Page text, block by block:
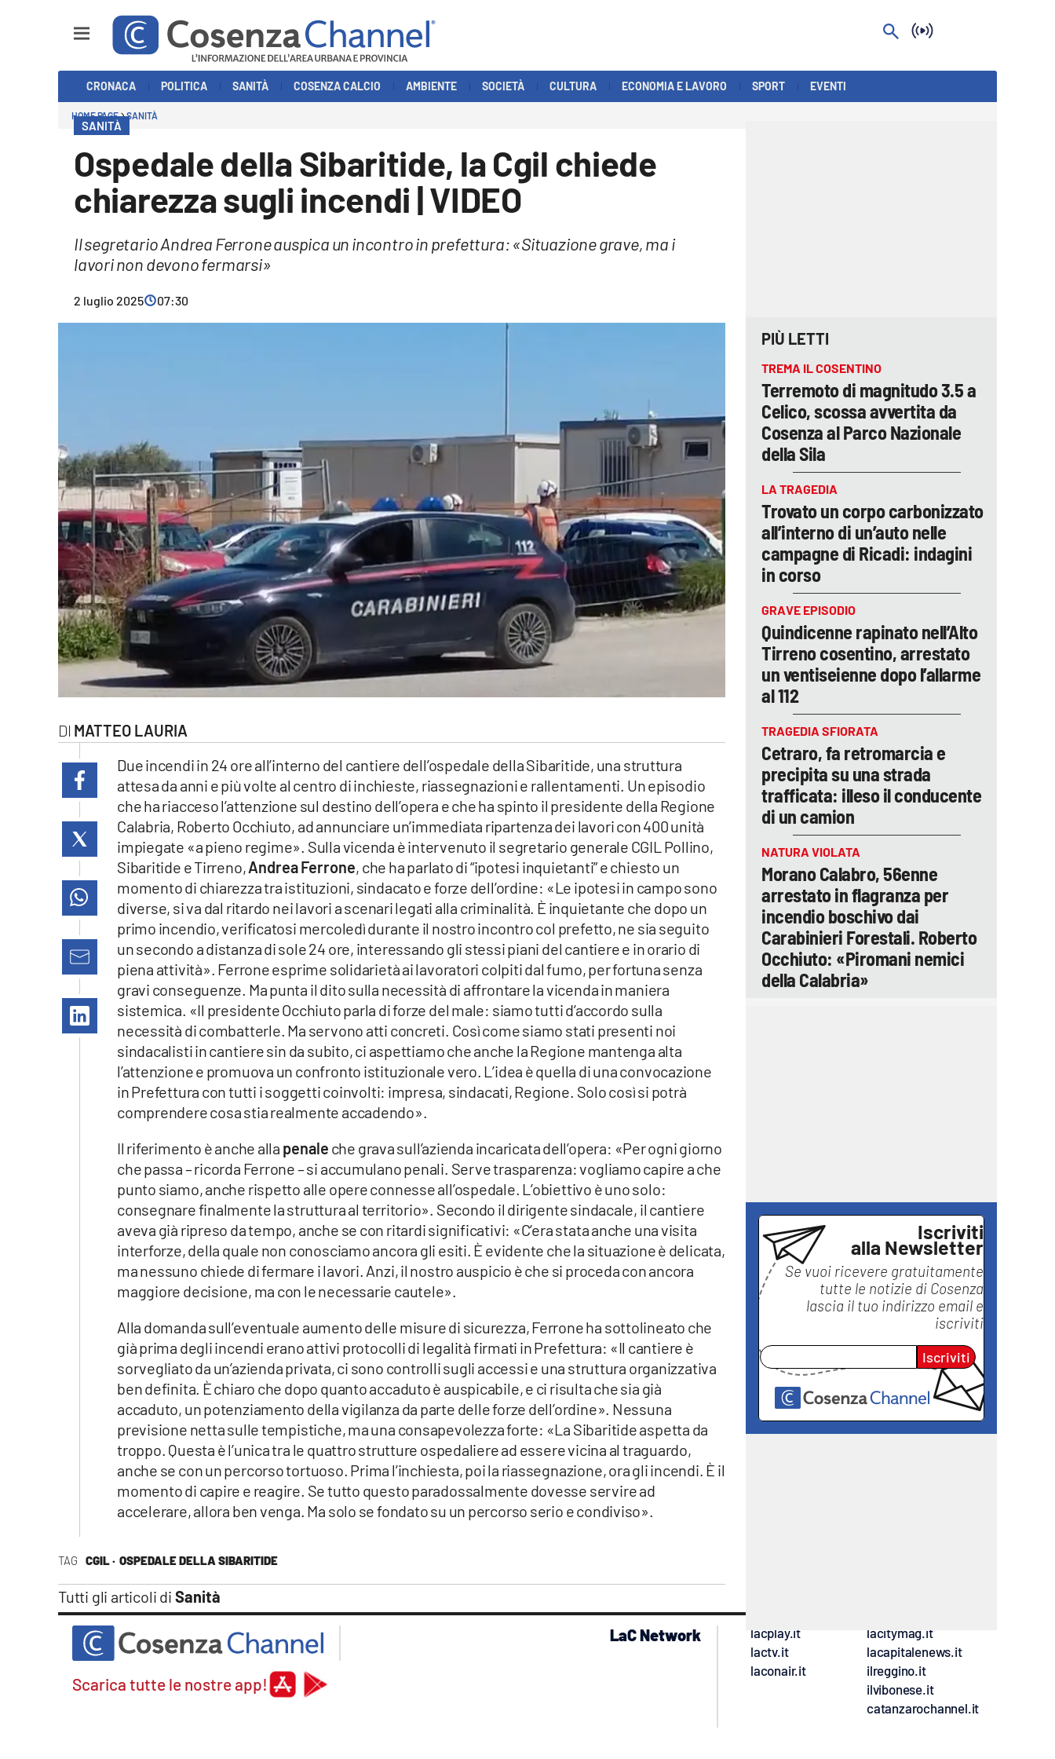
Economia e Lavoro
Streaming
Lac Network
cosenzachannel.it
lacapitalenews.it
Vai
CRONACA POLITICA SANITÀ COSENZA CALCIO AMBIENTE SOCIETÀ CULTURA ECONOMIA E LAVORO SPORT EVENTI
HOME PAGE SANITÀ
SANITÀ
Ospedale della Sibaritide, la Cgil chiede
chiarezza sugli incendi | VIDEO
Il segretario Andrea Ferrone auspica un incontro in prefettura: «Situazione grave, ma i
lavori non devono fermarsi»
2 luglio 2025 07:30
MATTEO LAURIA
TAG CGIL · OSPEDALE DELLA SIBARITIDE
Tutti gli articoli di Sanità
Due incendi in 24 ore all’interno del cantiere dell’ospedale della Sibaritide, una struttura
attesa da anni e più volte al centro di inchieste, riassegnazioni e rallentamenti. Un episodio
che ha riacceso l’attenzione sul destino dell’opera e che ha spinto il presidente della Regione
Calabria, Roberto Occhiuto, ad annunciare un’immediata ripartenza dei lavori con 400 unità
impiegate «a pieno regime». Sulla vicenda è intervenuto il segretario generale CGIL Pollino,
Sibaritide e Tirreno,Andrea Ferrone, che ha parlato di “ipotesi inquietanti” e chiesto un
momento di chiarezza tra istituzioni, sindacato e forze dell’ordine: «Le ipotesi in campo sono
diverse, si va dal ritardo nei lavori a scenari legati alla criminalità. È inquietante che dopo un
primo incendio, verificatosi mercoledì durante il nostro incontro col prefetto, ne sia seguito
un secondo a distanza di sole 24 ore, interessando gli stessi piani del cantiere e in orario di
piena attività». Ferrone esprime solidarietà ai lavoratori colpiti dal fumo, per fortuna senza
gravi conseguenze. Ma punta il dito sulla necessità di affrontare la vicenda in maniera
sistemica. «Il presidente Occhiuto parla di forze del male: siamo tutti d’accordo sulla
necessità di combatterle. Ma servono atti concreti. Così come siamo stati presenti noi
sindacalisti in cantiere sin da subito, ci aspettiamo che anche la Regione mantenga alta
l’attenzione e promuova un confronto istituzionale vero. L’idea è quella di una convocazione
in Prefettura con tutti i soggetti coinvolti: impresa, sindacati, Regione. Solo così si potrà
comprendere cosa stia realmente accadendo».
Il riferimento è anche alla penale che grava sull’azienda incaricata dell’opera: «Per ogni giorno
che passa – ricorda Ferrone – si accumulano penali. Serve trasparenza: vogliamo capire a che
punto siamo, anche rispetto alle opere connesse all’ospedale. L’obiettivo è uno solo:
consegnare finalmente la struttura al territorio». Secondo il dirigente sindacale, il cantiere
aveva già ripreso da tempo, anche se con ritardi significativi: «C’era stata anche una visita
interforze, della quale non conosciamo ancora gli esiti. È evidente che la situazione è delicata,
ma nessuno chiede di fermare i lavori. Anzi, il nostro auspicio è che si proceda con ancora
maggiore decisione, ma con le necessarie cautele».
Alla domanda sull’eventuale aumento delle misure di sicurezza, Ferrone ha sottolineato che
già prima degli incendi erano attivi protocolli di legalità firmati in Prefettura: «Il cantiere è
sorvegliato da un’azienda privata, ci sono controlli sugli accessi e una struttura organizzativa
ben definita. È chiaro che dopo quanto accaduto è auspicabile, e ci risulta che sia già
accaduto, un potenziamento della vigilanza da parte delle forze dell’ordine». Nessuna
previsione netta sulle tempistiche, ma una consapevolezza forte: «La Sibaritide aspetta da
troppo. Questa è l’unica tra le quattro strutture ospedaliere ad essere vicina al traguardo,
anche se con un percorso tortuoso. Prima l’inchiesta, poi la riassegnazione, ora gli incendi. È il
momento di capire e reagire. Se tutto questo paradossalmente dovesse servire ad
accelerare, allora ben venga. Ma solo se fondato su un percorso serio e condiviso».
PIÙ LETTI
TREMA IL COSENTINO
Terremoto di magnitudo 3.5 a
Celico, scossa avvertita da
Cosenza al Parco Nazionale
della Sila
LA TRAGEDIA
Trovato un corpo carbonizzato
all’interno di un’auto nelle
campagne di Ricadi: indagini
in corso
GRAVE EPISODIO
Quindicenne rapinato nell’Alto
Tirreno cosentino, arrestato
un ventiseienne dopo l’allarme
al 112
TRAGEDIA SFIORATA
Cetraro, fa retromarcia e
precipita su una strada
trafficata: illeso il conducente
di un camion
NATURA VIOLATA
Morano Calabro, 56enne
arrestato in flagranza per
incendio boschivo dai
Carabinieri Forestali. Roberto
Occhiuto: «Piromani nemici
della Calabria»
Iscriviti
alla Newsletter
Se vuoi ricevere gratuitamente
tutte le notizie di Cosenza
lascia il tuo indirizzo email e
iscriviti
Iscriviti
Scarica tutte le nostre app!
LaC Network
lacplay.it
lactv.it
laconair.it
lacitymag.it
lacapitalenews.it
ilreggino.it
ilvibonese.it
catanzarochannel.it